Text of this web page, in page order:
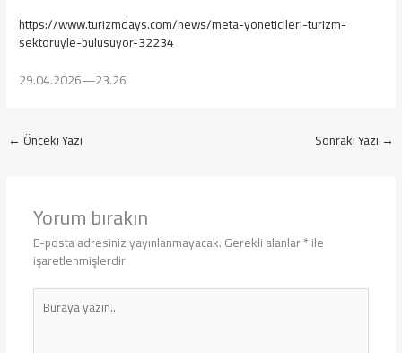
https://www.turizmdays.com/news/meta-yoneticileri-turizm-
sektoruyle-bulusuyor-32234
29.04.2026—23.26
← Önceki Yazı Sonraki Yazı →
Yorum bırakın
E-posta adresiniz yayınlanmayacak.Gerekli alanlar*ile
işaretlenmişlerdir
Buraya
yazın..